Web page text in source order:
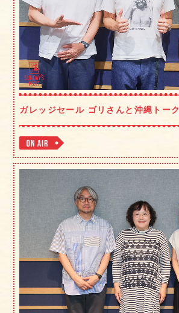
ガレッジセール ゴリさんと沖縄トーク